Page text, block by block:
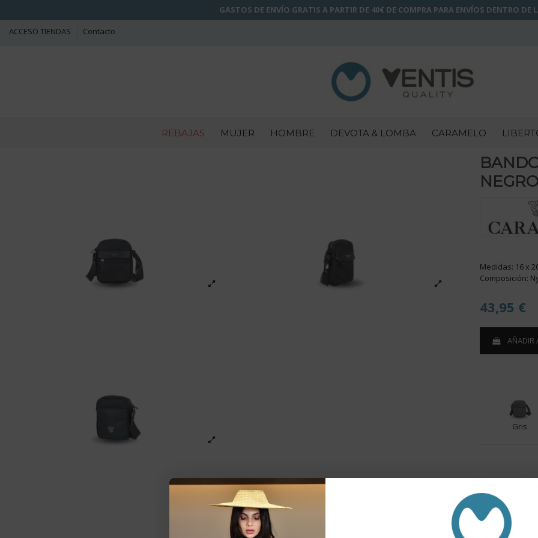
GASTOS DE ENVÍO GRATIS A PARTIR DE 40€ DE COMPRA PARA ENVÍOS DENTRO DE
ACCESO TIENDAS
Contacto
REBAJAS MUJER HOMBRE DEVOTA & LOMBA CARAMELO
Medidas: 16 x
Composición:
43,95 €
AÑADIR
Gris
-